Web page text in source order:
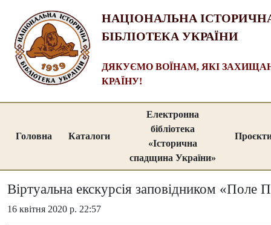
НАЦІОНАЛЬНА
БІБЛІОТЕКА УКРАЇНИ
ДЯКУЄМО ВОЇНАМ, ЯКІ
КРАЇНУ!
Головна Каталоги
Електронна
бібліотека
«Історична
спадщина України»
Віртуальна екскурсія заповідником «Поле
16 квітня 2020 р. 22:57